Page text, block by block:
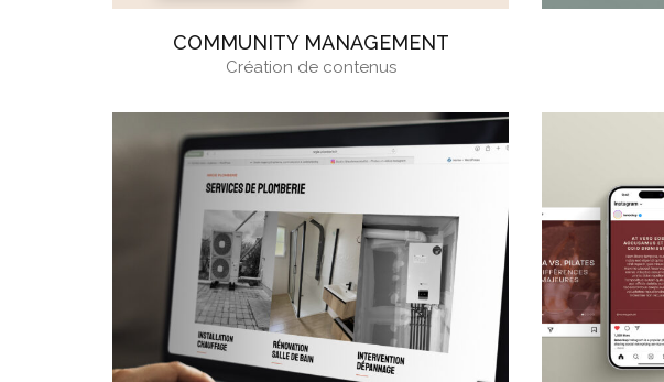
COMMUNITY MANAGEMENT
Création de contenus